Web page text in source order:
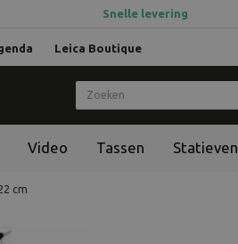
Snelle levering
Leica Boutique
Video Tassen Statieven
cm